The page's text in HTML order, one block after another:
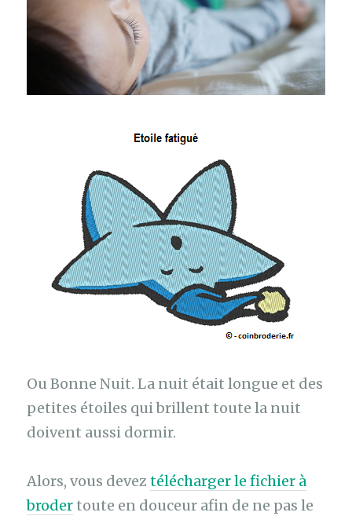
Ou Bonne Nuit. La nuit était longue et des
petites étoiles qui brillent toute la nuit
doivent aussi dormir.
Alors, vous deveztélécharger le fichier à
brodertoute en douceur afin de ne pas le